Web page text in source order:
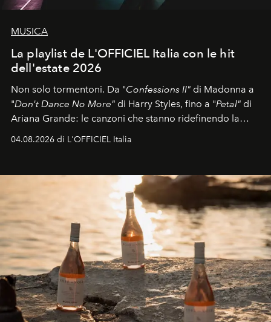
MUSICA
La playlist de L'OFFICIEL Italia con le hit
dell'estate 2026
Non solo tormentoni. Da "Confessions II" di Madonna a
"Don't Dance No More" di Harry Styles, fino a "Petal" di
Ariana Grande: le canzoni che stanno ridefinendo la
colonna sonora della stagione.
04.08.2026 di L'OFFICIEL Italia